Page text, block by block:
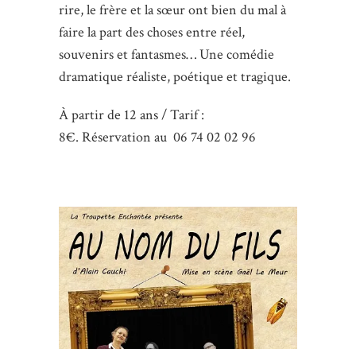
rire, le frère et la sœur ont bien du mal à
faire la part des choses entre réel,
souvenirs et fantasmes… Une comédie
dramatique réaliste, poétique et tragique.
À partir de 12 ans / Tarif :
8€. Réservation au 06 74 02 02 96